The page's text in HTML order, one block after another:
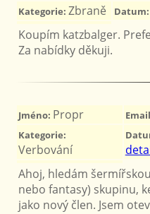
Kategorie: Zbraně Datum:
Koupím katzbalger.
Za nabídky děkuji.
Jméno: Propr
Kategorie:
Verbování
Ahoj, hledám
nebo fantasy) skupinu,
jako nový člen. Jsem